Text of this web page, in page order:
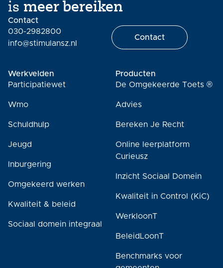
is meer bereiken
Contact
030-2982800
info@stimulansz.nl
Contact
Werkvelden
Participatiewet
Wmo
Schuldhulp
Jeugd
Inburgering
Omgekeerd werken
Kwaliteit & beleid
Sociaal domein integraal
Producten
De Omgekeerde Toets ®
Advies
Bereken Je Recht
Online leerplatform
Curieusz
Inzicht Sociaal Domein
Kwaliteit in Control (KiC)
WerkloonT
BeleidLoonT
Benchmarks voor